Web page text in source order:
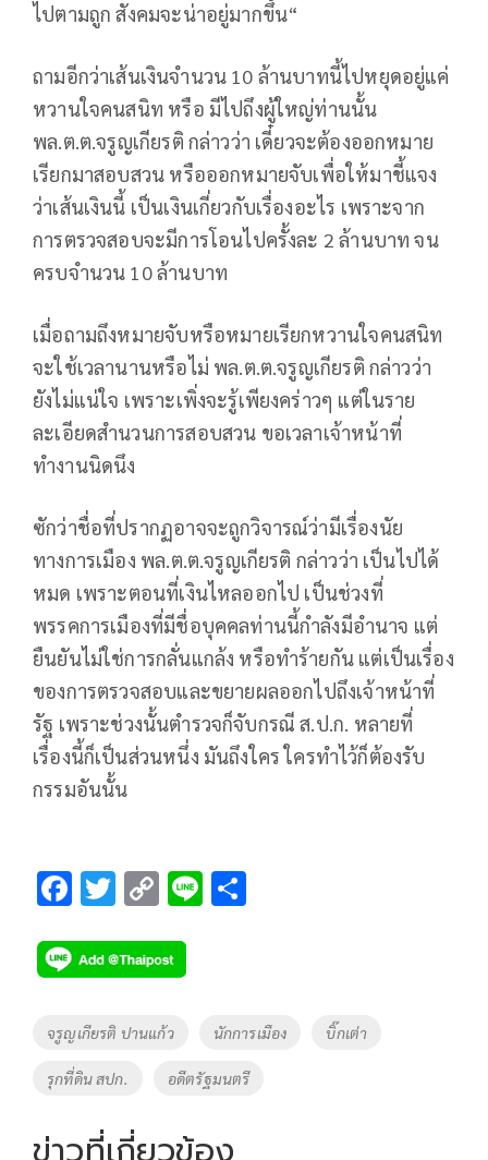
ไปตามถูก สังคมจะน่าอยู่มากขึ้น“
ถามอีกว่าเส้นเงินจำนวน 10 ล้านบาทนี้ไปหยุดอยู่แค่
หวานใจคนสนิท หรือ มีไปถึงผู้ใหญ่ท่านนั้น
พล.ต.ต.จรูญเกียรติ กล่าวว่า เดี๋ยวจะต้องออกหมาย
เรียกมาสอบสวน หรือออกหมายจับเพื่อให้มาชี้แจง
ว่าเส้นเงินนี้ เป็นเงินเกี่ยวกับเรื่องอะไร เพราะจาก
การตรวจสอบจะมีการโอนไปครั้งละ 2 ล้านบาท จน
ครบจำนวน 10 ล้านบาท
เมื่อถามถึงหมายจับหรือหมายเรียกหวานใจคนสนิท
จะใช้เวลานานหรือไม่ พล.ต.ต.จรูญเกียรติ กล่าวว่า
ยังไม่แน่ใจ เพราะเพิ่งจะรู้เพียงคร่าวๆ แต่ในราย
ละเอียดสำนวนการสอบสวน ขอเวลาเจ้าหน้าที่
ทำงานนิดนึง
ซักว่าชื่อที่ปรากฏอาจจะถูกวิจารณ์ว่ามีเรื่องนัย
ทางการเมือง พล.ต.ต.จรูญเกียรติ กล่าวว่า เป็นไปได้
หมด เพราะตอนที่เงินไหลออกไป เป็นช่วงที่
พรรคการเมืองที่มีชื่อบุคคลท่านนี้กำลังมีอำนาจ แต่
ยืนยันไม่ใช่การกลั่นแกล้ง หรือทำร้ายกัน แต่เป็นเรื่อง
ของการตรวจสอบและขยายผลออกไปถึงเจ้าหน้าที่
รัฐ เพราะช่วงนั้นตำรวจก็จับกรณี ส.ป.ก. หลายที่
เรื่องนี้ก็เป็นส่วนหนึ่ง มันถึงใคร ใครทำไว้ก็ต้องรับ
กรรมอันนั้น
F
e
b
o
o
k
T
tt
er
C
p
y
Li
n
k
Li
Tags
จรูญเกียรติ ปานแก้ว นักการเมือง บิ๊กเต่า
รุกที่ดิน สปก. อดีตรัฐมนตรี